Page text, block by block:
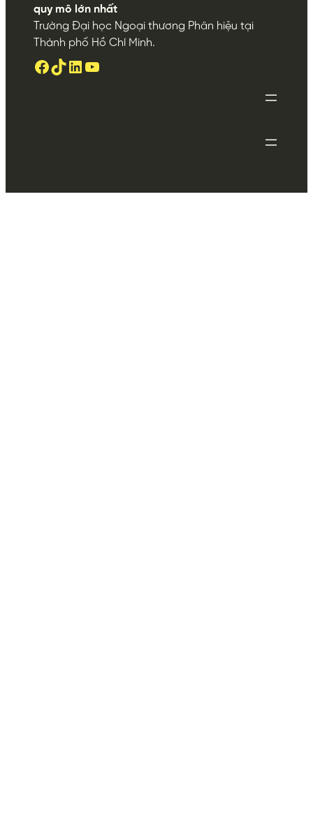
quy mô lớn nhất
Trường Đại học Ngoại thương Phân hiệu tại
Thành phố Hồ Chí Minh.